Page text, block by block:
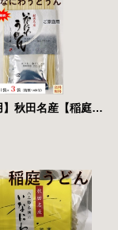
【ご家庭用】秋田名産【稲庭うどん】（９０g /袋＆つゆ付）×３袋【手作り技法】【送料無料】